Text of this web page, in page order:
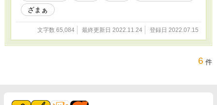
ざまぁ
文字数 65,084 最終更新日 2022.11.24 登録日 2022.07.15
6 件